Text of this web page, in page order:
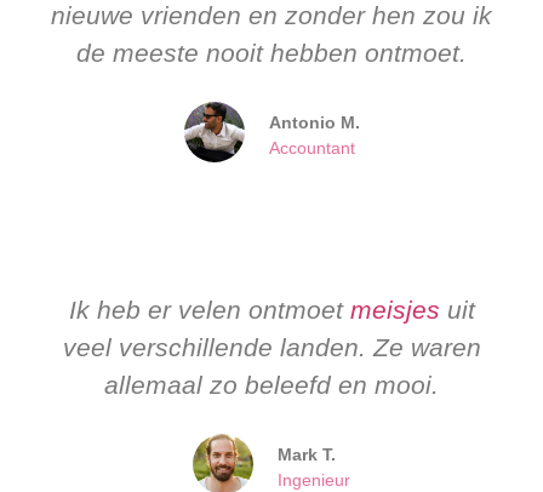
nieuwe vrienden en zonder hen zou ik
de meeste nooit hebben ontmoet.
Antonio M.
Accountant
Ik heb er velen ontmoet meisjes uit
veel verschillende landen. Ze waren
allemaal zo beleefd en mooi.
Mark T.
Ingenieur